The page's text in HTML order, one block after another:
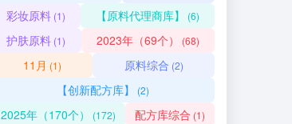
彩妆原料 (1) 【原料代理商库】 (6)
护肤原料 (1) 2023年（69个） (68)
11月 (1) 原料综合 (2)
【创新配方库】 (2)
2025年（170个） (172) 配方库综合 (1)